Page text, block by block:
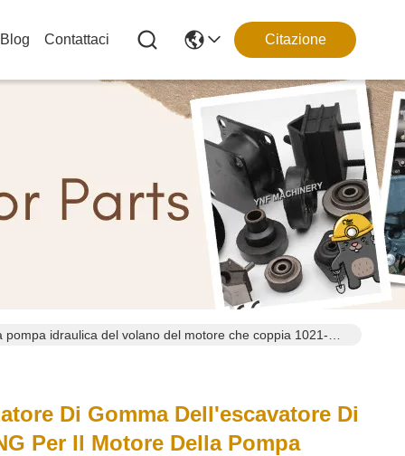
Blog Contattaci Citazione
idraulica del volano del motore che coppia 1021-
Di Gomma Dell'escavatore Di
Per Il Motore Della Pompa